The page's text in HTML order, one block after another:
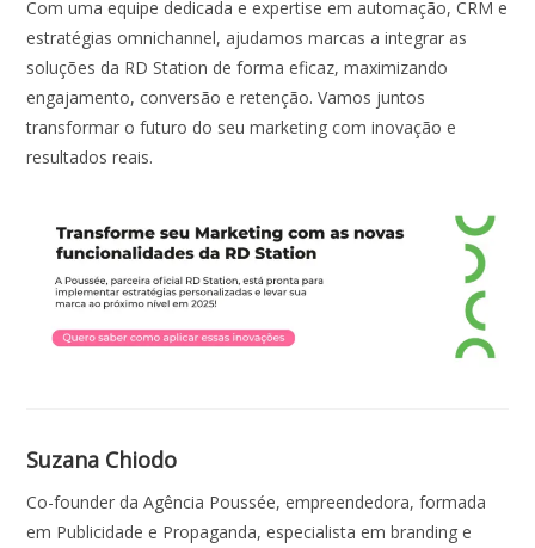
Com uma equipe dedicada e expertise em automação, CRM e
estratégias omnichannel, ajudamos marcas a integrar as
soluções da RD Station de forma eficaz, maximizando
engajamento, conversão e retenção. Vamos juntos
transformar o futuro do seu marketing com inovação e
resultados reais.
Suzana Chiodo
Co-founder da Agência Poussée, empreendedora, formada
em Publicidade e Propaganda, especialista em branding e